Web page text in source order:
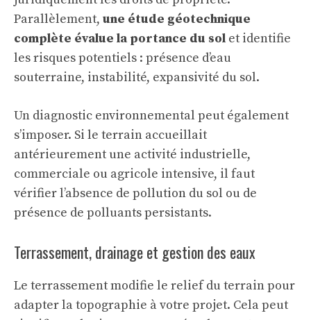
Parallèlement, une étude géotechnique
complète évalue la portance du sol et identifie
les risques potentiels : présence d’eau
souterraine, instabilité, expansivité du sol.
Un diagnostic environnemental peut également
s’imposer. Si le terrain accueillait
antérieurement une activité industrielle,
commerciale ou agricole intensive, il faut
vérifier l’absence de pollution du sol ou de
présence de polluants persistants.
Terrassement, drainage et gestion des eaux
Le terrassement modifie le relief du terrain pour
adapter la topographie à votre projet. Cela peut